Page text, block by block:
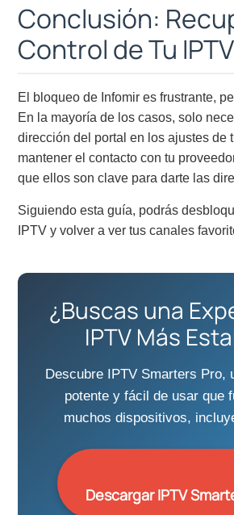
Conclusión:
Control de Tu IPTV
El bloqueo de Infomir es frustrante,
En la mayoría de los casos, solo
dirección del portal en los ajustes de
mantener el contacto con tu
que ellos son clave para darte las
Siguiendo esta guía, podrás
IPTV y volver a ver tus canales
¿Buscas una
IPTV Más
Descubre IPTV Smarters Pro,
potente y fácil de usar que
muchos dispositivos,
Descargar IPTV